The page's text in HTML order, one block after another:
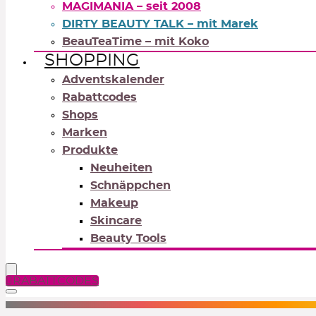
MAGIMANIA – seit 2008
DIRTY BEAUTY TALK – mit Marek
BeauTeaTime – mit Koko
SHOPPING
Adventskalender
Rabattcodes
Shops
Marken
Produkte
Neuheiten
Schnäppchen
Makeup
Skincare
Beauty Tools
RABATTCODES